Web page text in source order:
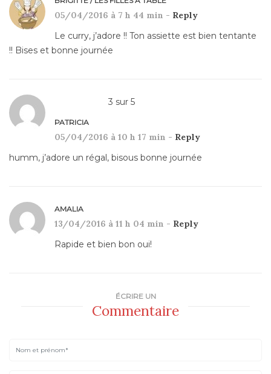
05/04/2016 à 7 h 44 min - Reply
Le curry, j’adore !! Ton assiette est bien tentante
!! Bises et bonne journée
3 sur 5
PATRICIA
05/04/2016 à 10 h 17 min - Reply
humm, j’adore un régal, bisous bonne journée
AMALIA
13/04/2016 à 11 h 04 min - Reply
Rapide et bien bon oui!
ÉCRIRE UN
Commentaire